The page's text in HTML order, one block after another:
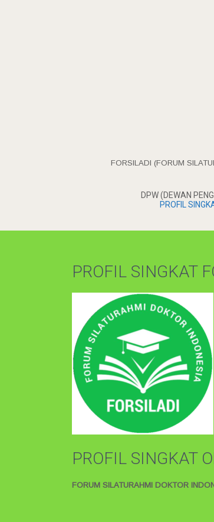
FORSILADI (FORUM
DPW (DEWAN
PROFIL
PROFIL SINGKAT
PROFIL SINGKAT
FORUM SILATURAHMI DOKTOR